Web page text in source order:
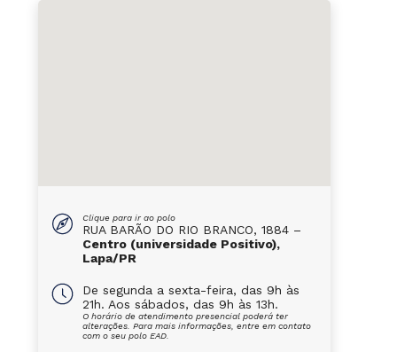
Clique para ir ao polo
RUA BARÃO DO RIO BRANCO, 1884 –
Centro (universidade Positivo),
Lapa/PR
De segunda a sexta-feira, das 9h às
21h. Aos sábados, das 9h às 13h.
O horário de atendimento presencial poderá ter
alterações. Para mais informações, entre em contato
com o seu polo EAD.